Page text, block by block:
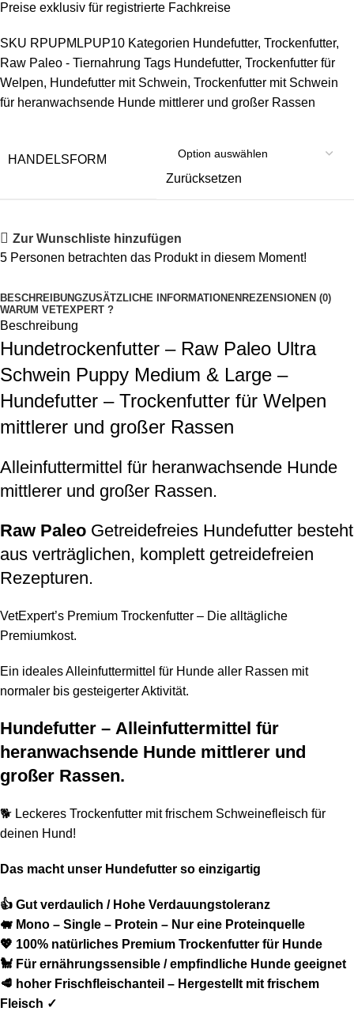
Preise exklusiv für registrierte Fachkreise
SKU RPUPMLPUP10 Kategorien Hundefutter, Trockenfutter,
Raw Paleo - Tiernahrung Tags Hundefutter, Trockenfutter für
Welpen, Hundefutter mit Schwein, Trockenfutter mit Schwein
für heranwachsende Hunde mittlerer und großer Rassen
HANDELSFORM
Zurücksetzen
Zur Wunschliste hinzufügen
5 Personen betrachten das Produkt in diesem Moment!
BESCHREIBUNGZUSÄTZLICHE INFORMATIONEN REZENSIONEN (0)
WARUM VETEXPERT ?
Beschreibung
Hundetrockenfutter – Raw Paleo Ultra
Schwein Puppy Medium & Large –
Hundefutter – Trockenfutter für Welpen
mittlerer und großer Rassen
Alleinfuttermittel für heranwachsende Hunde
mittlerer und großer Rassen.
Raw Paleo Getreidefreies Hundefutter besteht
aus verträglichen, komplett getreidefreien
Rezepturen.
VetExpert’s Premium Trockenfutter – Die alltägliche
Premiumkost.
Ein ideales Alleinfuttermittel für Hunde aller Rassen mit
normaler bis gesteigerter Aktivität.
Hundefutter – Alleinfuttermittel für
heranwachsende Hunde mittlerer und
großer Rassen.
🐕 Leckeres Trockenfutter mit frischem Schweinefleisch für
deinen Hund!
Das macht unser Hundefutter so einzigartig
👍 Gut verdaulich / Hohe Verdauungstoleranz
🐖 Mono – Single – Protein – Nur eine Proteinquelle
💖 100% natürliches Premium Trockenfutter für Hunde
🐩 Für ernährungssensible / empfindliche Hunde geeignet
🥩 hoher Frischfleischanteil – Hergestellt mit frischem
Fleisch ✓